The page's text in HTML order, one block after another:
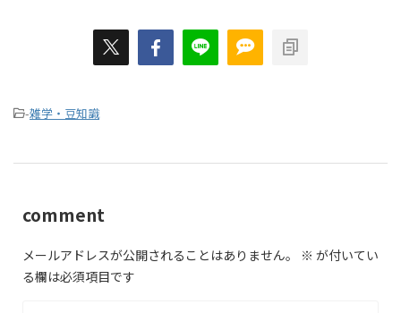
-雑学・豆知識
comment
メールアドレスが公開されることはありません。 ※ が付いてい
る欄は必須項目です